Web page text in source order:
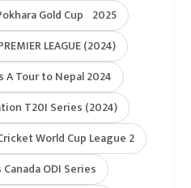
Gold Cup 2025
LEAGUE (2024)
A Tour to Nepal 2024
T20I Series (2024)
World Cup League 2
Canada ODI Series